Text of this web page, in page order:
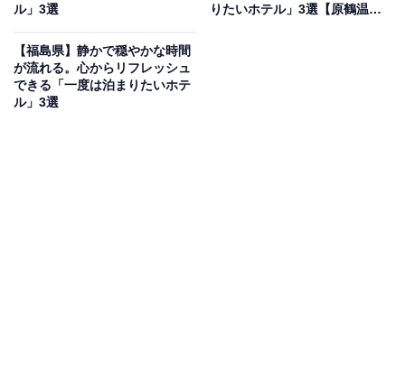
「源泉かけ流し湯宿 長生庵」は、古民家を改装した和風
は、白浜温泉でも数少ない源泉を保有する「源泉かけ流
し」で、宿泊者は向かいの「長生の湯」も無料で利用可
ル」3選
りたいホテル」3選【原鶴温
【福島県】静かで穏やかな時間
が流れる。心からリフレッシュ
できる「一度は泊まりたいホテ
ル」3選